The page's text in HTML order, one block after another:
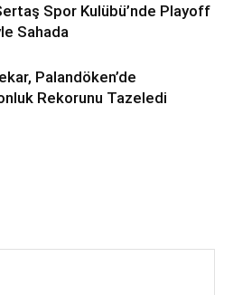
Spor Kulübü’nde Playoff
Sahada
Palandöken’de
Rekorunu Tazeledi